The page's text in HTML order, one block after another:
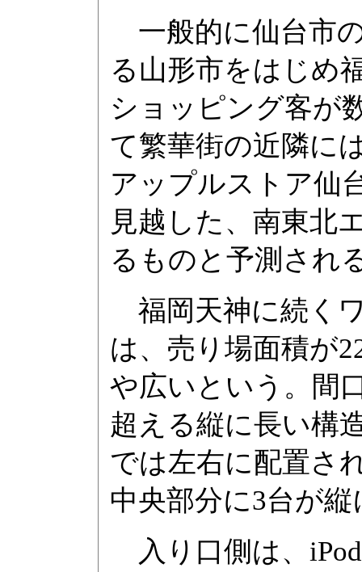
一般的に仙台市
る山形市をはじめ
ショッピング客が
て繁華街の近隣に
アップルストア仙
見越した、南東北
るものと予測され
福岡天神に続く
は、売り場面積が
や広いという。間
超える縦に長い構
では左右に配置さ
中央部分に3台が
入り口側は、